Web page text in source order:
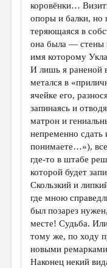
ЭССЕИСТИКА
КУЛЬТУРОВЕДЕНИЕ
ПУБЛИЦИСТИКА
РЕЦЕНЗИРОВАНИЕ
ЦИКЛЫ
ТРЕДИАКОВСКИЙ
МЕДИА
ВКОНТАКТЕ
коровёнки…
опоры и балки, но
теряющаяся в
она была — стены
имя которому
И лишь я раненой
метался в
ячейке его,
запинаясь и
матрон и
непременно
понимаете…»),
где-то в штабе
которой будет
Скользкий и
где мною
был позарез
месте! Судьба.
тому же, по ходу
новыми
Наконец некий